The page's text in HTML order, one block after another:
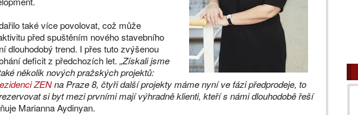
také více povolovat, což může
před spuštěním nového stavebního
dlouhodobý trend. I přes tuto zvýšenou
deficit z předchozích let. „Získali jsme
několik nových pražských projektů:
ZENna Praze 8, čtyři další projekty máme nyní ve fázi předprodeje, to
si byt mezi prvními mají výhradně klienti, kteří s námi dlouhodobě řeší
Marianna Aydinyan.